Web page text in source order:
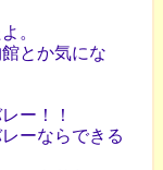
。
とか気にな
ー！！
ーならできる